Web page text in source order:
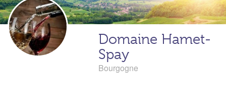
Domaine Hamet-
Spay
Bourgogne